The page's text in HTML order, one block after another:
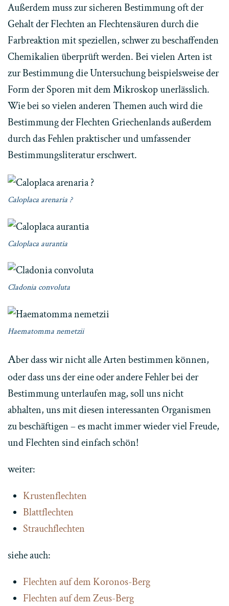
Außerdem muss zur sicheren Bestimmung oft der
Gehalt der Flechten an Flechtensäuren durch die
Farbreaktion mit speziellen, schwer zu beschaffenden
Chemikalien überprüft werden. Bei vielen Arten ist
zur Bestimmung die Untersuchung beispielsweise der
Form der Sporen mit dem Mikroskop unerlässlich.
Wie bei so vielen anderen Themen auch wird die
Bestimmung der Flechten Griechenlands außerdem
durch das Fehlen praktischer und umfassender
Bestimmungsliteratur erschwert.
Caloplaca arenaria ?
Caloplaca aurantia
Cladonia convoluta
Haematomma nemetzii
Aber dass wir nicht alle Arten bestimmen können,
oder dass uns der eine oder andere Fehler bei der
Bestimmung unterlaufen mag, soll uns nicht
abhalten, uns mit diesen interessanten Organismen
zu beschäftigen – es macht immer wieder viel Freude,
und Flechten sind einfach schön!
weiter:
Krustenflechten
Blattflechten
Strauchflechten
siehe auch:
Flechten auf dem Koronos-Berg
Flechten auf dem Zeus-Berg